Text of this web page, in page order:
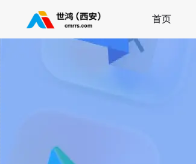
首页